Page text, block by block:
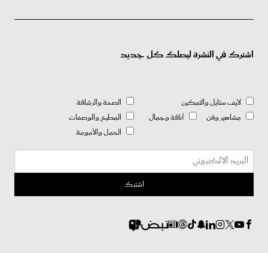
اشترك في النشرة ليصلك كل جديد
لايف ستايل والتمكين
مشاهير وفن
أناقة وجمال
الصحة والرشاقة
المطبخ والوصفات
الحمل والأمومة